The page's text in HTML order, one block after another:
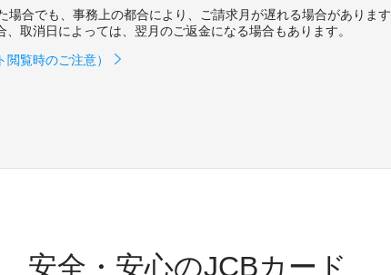
合でも、事務上の都合により、ご請求月が遅れる場合があります
取消日によっては、翌月のご返金になる場合もあります。
覧時のご注意）
安全・安心のJCBカード